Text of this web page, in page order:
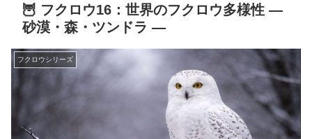
🦉 フクロウ16：世界のフクロウ多様性 ―
砂漠・森・ツンドラ ―
フクロウシリーズ